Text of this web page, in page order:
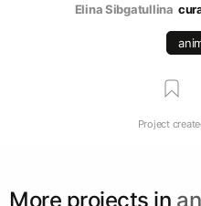
Elina Sibgatullina
Project
More projects in